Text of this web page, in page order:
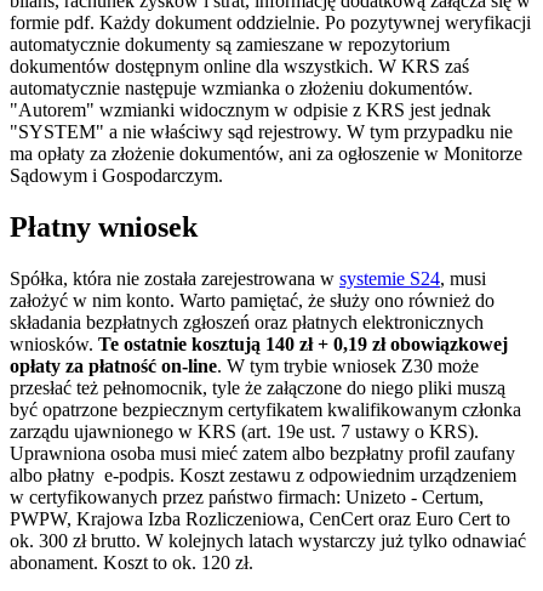
formie pdf. Każdy dokument oddzielnie. Po pozytywnej weryfikacji
automatycznie dokumenty są zamieszane w repozytorium
dokumentów dostępnym online dla wszystkich. W KRS zaś
automatycznie następuje wzmianka o złożeniu dokumentów.
"Autorem" wzmianki widocznym w odpisie z KRS jest jednak
"SYSTEM" a nie właściwy sąd rejestrowy. W tym przypadku nie
ma opłaty za złożenie dokumentów, ani za ogłoszenie w Monitorze
Sądowym i Gospodarczym.
Płatny wniosek
Spółka, która nie została zarejestrowana w systemie S24, musi
założyć w nim konto. Warto pamiętać, że służy ono również do
składania bezpłatnych zgłoszeń oraz płatnych elektronicznych
wniosków. Te ostatnie kosztują 140 zł + 0,19 zł obowiązkowej
opłaty za płatność on-line. W tym trybie wniosek Z30 może
przesłać też pełnomocnik, tyle że załączone do niego pliki muszą
być opatrzone bezpiecznym certyfikatem kwalifikowanym członka
zarządu ujawnionego w KRS (art. 19e ust. 7 ustawy o KRS).
Uprawniona osoba musi mieć zatem albo bezpłatny profil zaufany
albo płatny e-podpis. Koszt zestawu z odpowiednim urządzeniem
w certyfikowanych przez państwo firmach: Unizeto - Certum,
PWPW, Krajowa Izba Rozliczeniowa, CenCert oraz Euro Cert to
ok. 300 zł brutto. W kolejnych latach wystarczy już tylko odnawiać
abonament. Koszt to ok. 120 zł.